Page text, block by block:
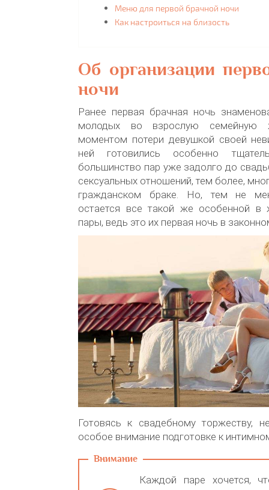
Меню для первой брачной ночи
Как настроиться на близость
Об организации
ночи
Ранее первая брачная ночь
молодых во взрослую семейную
моментом потери девушкой своей
ней готовились особенно
большинство пар уже задолго до
сексуальных отношений, тем более,
гражданском браке. Но, тем не
остается все такой же особенной в
пары, ведь это их первая ночь в
Готовясь к свадебному торжеству,
особое внимание подготовке к
Каждой паре хочется,